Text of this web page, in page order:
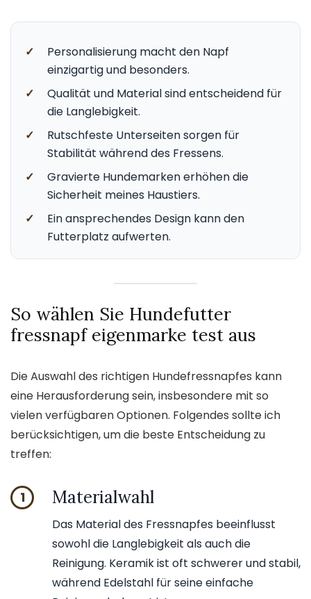
✓
Personalisierung macht den Napf
einzigartig und besonders.
✓
Qualität und Material sind entscheidend für
die Langlebigkeit.
✓
Rutschfeste Unterseiten sorgen für
Stabilität während des Fressens.
✓
Gravierte Hundemarken erhöhen die
Sicherheit meines Haustiers.
✓
Ein ansprechendes Design kann den
Futterplatz aufwerten.
So wählen Sie Hundefutter
fressnapf eigenmarke test aus
Die Auswahl des richtigen Hundefressnapfes kann
eine Herausforderung sein, insbesondere mit so
vielen verfügbaren Optionen. Folgendes sollte ich
berücksichtigen, um die beste Entscheidung zu
treffen:
1 Materialwahl
Das Material des Fressnapfes beeinflusst
sowohl die Langlebigkeit als auch die
Reinigung. Keramik ist oft schwerer und stabil,
während Edelstahl für seine einfache